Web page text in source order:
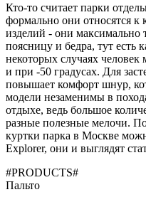
Кто-то считает парки
формально они относятся к
изделий - они
поясницу и бедра, тут есть
некоторых случаях человек
и при -50 градусах. Для
повышает комфорт шнур,
модели незаменимы в
отдыхе, ведь большое
разные полезные мелочи.
куртки парка в Москве
Еxplorer, они и выглядят
#PRODUCTS#
Пальто